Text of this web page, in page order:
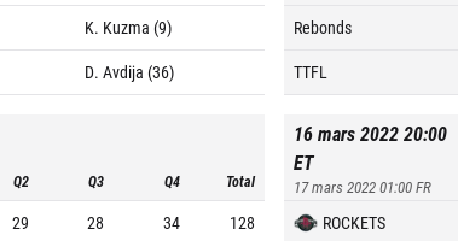
K. Kuzma (9)
D. Avdija (36)
Rebonds
TTFL
Q2 Q3 Q4 Total
29 28 34
128
16 mars 2022 20:00
ET
17 mars 2022 01:00FR
ROCKETS